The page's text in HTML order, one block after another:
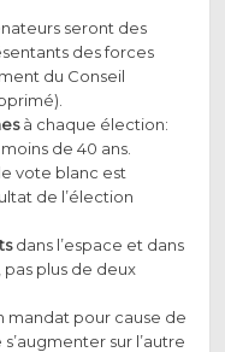
seront des
des forces
du Conseil
à chaque élection:
de 40 ans.
vote blanc est
de l’élection
dans l’espace et dans
pas plus de deux
mandat pour cause de
sur l’autre